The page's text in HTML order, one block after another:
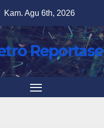
Kam. Agu 6th, 2026
Reportase